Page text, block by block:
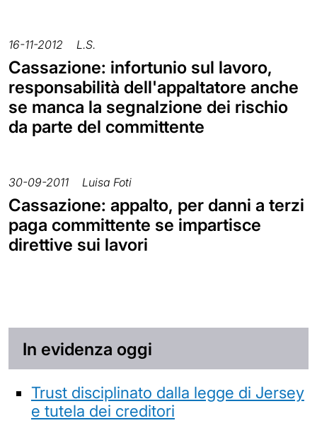
16-11-2012 L.S.
Cassazione: infortunio sul lavoro,
responsabilità dell'appaltatore anche
se manca la segnalzione dei rischio
da parte del committente
30-09-2011 Luisa Foti
Cassazione: appalto, per danni a terzi
paga committente se impartisce
direttive sui lavori
In evidenza oggi
Trust disciplinato dalla legge di Jersey
e tutela dei creditori